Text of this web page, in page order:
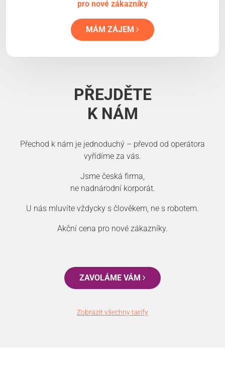
pro nové zákazníky
MÁM ZÁJEM
PŘEJDĚTE
K NÁM
Přechod k nám je jednoduchý – převod od operátora
vyřídíme za vás.
Jsme česká firma,
ne nadnárodní korporát.
U nás mluvíte vždycky s člověkem, ne s robotem.
Akční cena pro nové zákazníky.
ZAVOLÁME VÁM
Zobrazit všechny tarify